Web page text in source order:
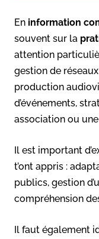
En information
souvent sur la
attention
gestion de
production
d’événements,
association ou
Il est important
t’ont appris :
publics, gestion
compréhension
Il faut également